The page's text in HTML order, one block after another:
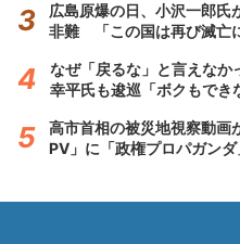
広島原爆の日、小沢一郎氏
非難 「この国は再び滅亡
なぜ「戻るな」と言えな
幸平氏も逡巡「ボクもでき
高市首相の被災地視察動
PV」に「政権プロパガン